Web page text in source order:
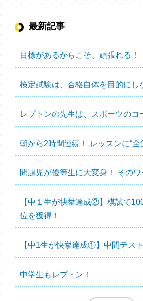
最新記事
目標があるからこそ、頑張れる！
検定試験は、合格自体を目的にし
レプトンの先生は、スポーツのコ
朝から2時間連続！ レッスンに“全
問題児が優等生に大変身！ そのワ
【中１生が快挙達成②】模試で
位を獲得！
【中1生が快挙達成①】中間テス
中学生もレプトン！